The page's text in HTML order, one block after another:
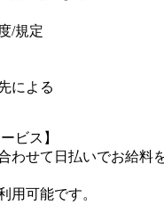
/規定
による
ビス】
わせて日払いでお給料
用可能です。